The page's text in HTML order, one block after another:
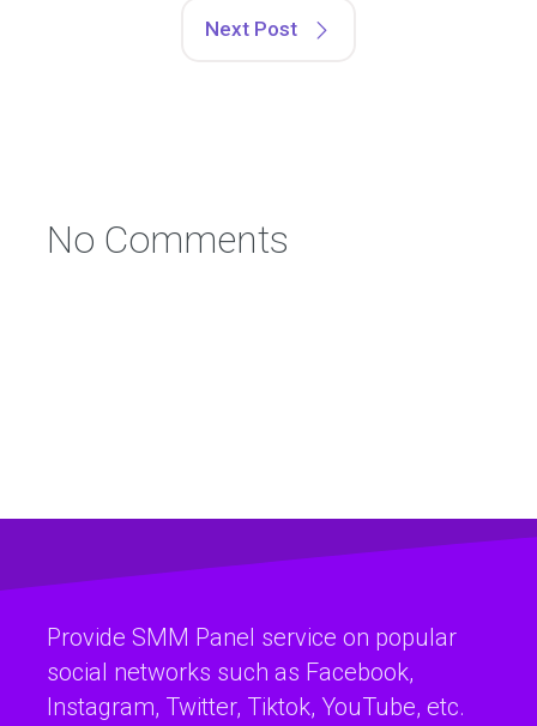
Next Post
No Comments
Provide SMM Panel service on popular
social networks such as Facebook,
Instagram, Twitter, Tiktok, YouTube, etc.